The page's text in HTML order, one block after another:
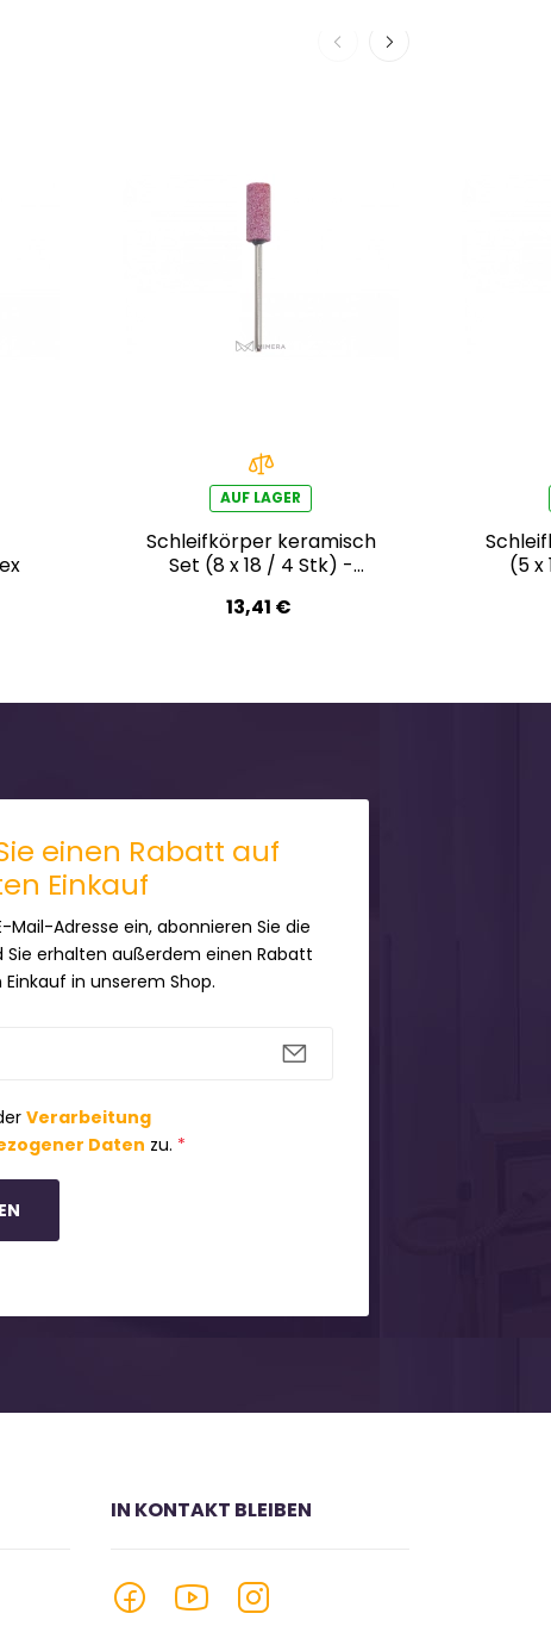
AUF LAGER
Schleifkörper keramisch
Set (8 x 18 / 4 Stk) -
13,41 €
(5 x
einen Rabatt auf
Einkauf
Mail-Adresse ein, abonnieren Sie die
Sie erhalten außerdem einen Rabatt
in unserem Shop.
Verarbeitung
Daten zu. *
IN KONTAKT BLEIBEN